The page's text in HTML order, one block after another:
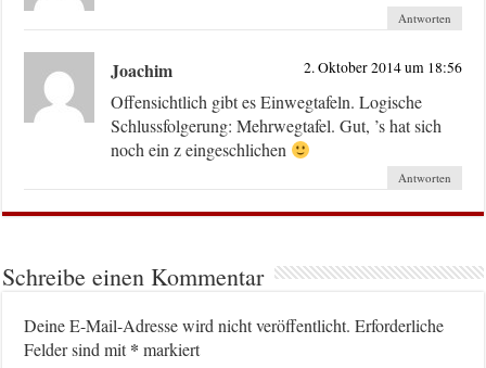
Antworten
Joachim 2. Oktober 2014 um 18:56
Offensichtlich gibt es Einwegtafeln. Logische
Schlussfolgerung: Mehrwegtafel. Gut, ’s hat sich
noch ein z eingeschlichen
Antworten
Schreibe einen Kommentar
Deine E-Mail-Adresse wird nicht veröffentlicht. Erforderliche
Felder sind mit* markiert